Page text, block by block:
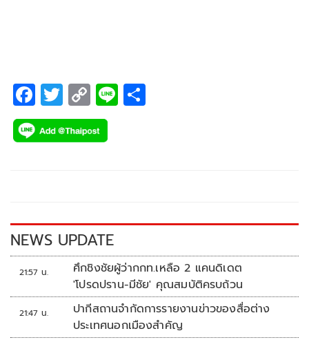
F
ac
e
k
T
wi
tt
C
o
p
k
Li
NEWS UPDATE
21:57 น.
ศึกชิงชัยผู้ว่ากกท.เหลือ 2 แคนดิเดต
'โปรดปราน-มีชัย' คุณสมบัติครบถ้วน
21:47 น.
ปากีสถานจำกัดการรายงานข่าวของสื่อต่าง
ประเทศนอกเมืองสำคัญ